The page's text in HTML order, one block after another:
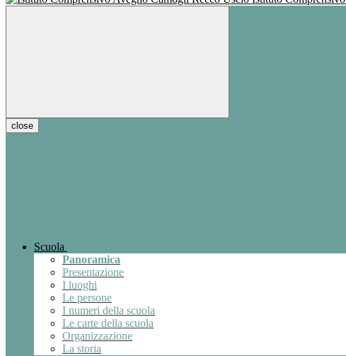
close
Scuola
Panoramica
Presentazione
I luoghi
Le persone
I numeri della scuola
Le carte della scuola
Organizzazione
La storia